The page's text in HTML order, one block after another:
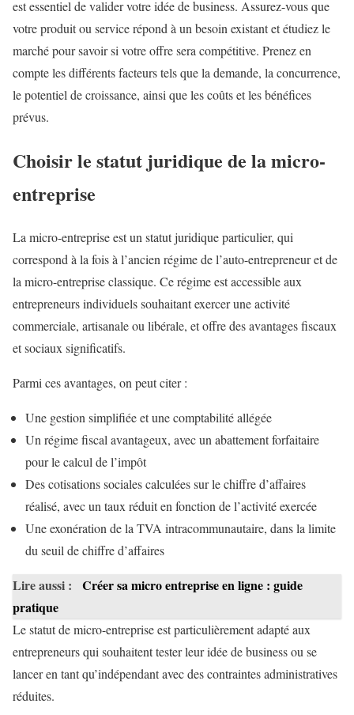
est essentiel de valider votre idée de business. Assurez-vous que
votre produit ou service répond à un besoin existant et étudiez le
marché pour savoir si votre offre sera compétitive. Prenez en
compte les différents facteurs tels que la demande, la concurrence,
le potentiel de croissance, ainsi que les coûts et les bénéfices
prévus.
Choisir le statut juridique de la micro-
entreprise
La micro-entreprise est un statut juridique particulier, qui
correspond à la fois à l’ancien régime de l’auto-entrepreneur et de
la micro-entreprise classique. Ce régime est accessible aux
entrepreneurs individuels souhaitant exercer une activité
commerciale, artisanale ou libérale, et offre des avantages fiscaux
et sociaux significatifs.
Parmi ces avantages, on peut citer :
Une gestion simplifiée et une comptabilité allégée
Un régime fiscal avantageux, avec un abattement forfaitaire
pour le calcul de l’impôt
Des cotisations sociales calculées sur le chiffre d’affaires
réalisé, avec un taux réduit en fonction de l’activité exercée
Une exonération de la TVA intracommunautaire, dans la limite
du seuil de chiffre d’affaires
Lire aussi :
Créer sa micro entreprise en ligne : guide
pratique
Le statut de micro-entreprise est particulièrement adapté aux
entrepreneurs qui souhaitent tester leur idée de business ou se
lancer en tant qu’indépendant avec des contraintes administratives
réduites.